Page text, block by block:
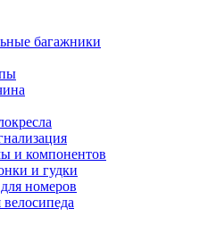
багажники
и компонентов
и гудки
номеров